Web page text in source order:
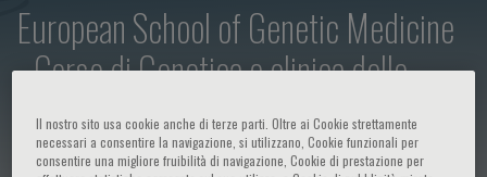
European School of Genetic Medicine
- Corso di Genetica e clinica delle
cardiopatie congenite - Ciclo di
minicorsi di formazione avanzata sulle
Il nostro sito usa cookie anche di terze parti. Oltre ai Cookie strettamente
necessari a consentire la navigazione, si utilizzano, Cookie funzionali per
consentire una migliore fruibilità di navigazione, Cookie di prestazione per